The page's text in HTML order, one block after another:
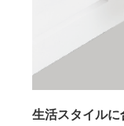
生活スタイル